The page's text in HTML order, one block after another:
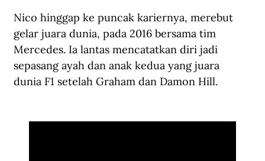
Nico hinggap ke puncak kariernya, merebut
gelar juara dunia, pada 2016 bersama tim
Mercedes. Ia lantas mencatatkan diri jadi
sepasang ayah dan anak kedua yang juara
dunia F1 setelah Graham dan Damon Hill.